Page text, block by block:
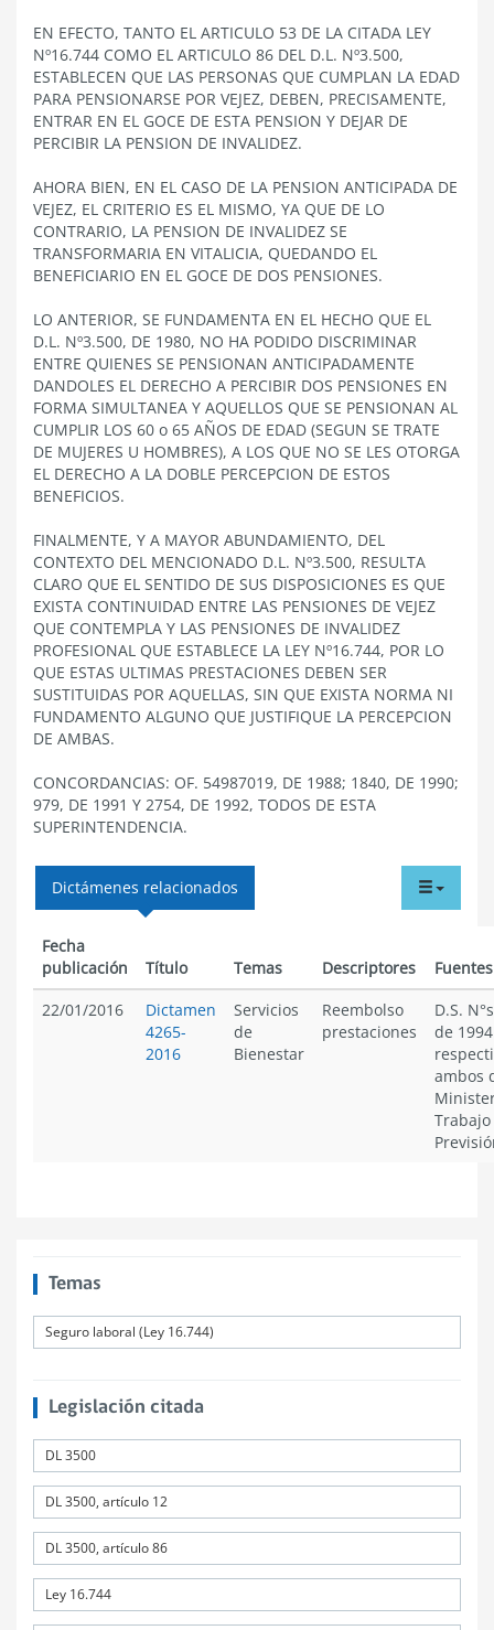
EN EFECTO, TANTO EL ARTICULO 53 DE LA CITADA LEY
Nº16.744 COMO EL ARTICULO 86 DEL D.L. Nº3.500,
ESTABLECEN QUE LAS PERSONAS QUE CUMPLAN LA EDAD
PARA PENSIONARSE POR VEJEZ, DEBEN, PRECISAMENTE,
ENTRAR EN EL GOCE DE ESTA PENSION Y DEJAR DE
PERCIBIR LA PENSION DE INVALIDEZ.
AHORA BIEN, EN EL CASO DE LA PENSION ANTICIPADA DE
VEJEZ, EL CRITERIO ES EL MISMO, YA QUE DE LO
CONTRARIO, LA PENSION DE INVALIDEZ SE
TRANSFORMARIA EN VITALICIA, QUEDANDO EL
BENEFICIARIO EN EL GOCE DE DOS PENSIONES.
LO ANTERIOR, SE FUNDAMENTA EN EL HECHO QUE EL
D.L. Nº3.500, DE 1980, NO HA PODIDO DISCRIMINAR
ENTRE QUIENES SE PENSIONAN ANTICIPADAMENTE
DANDOLES EL DERECHO A PERCIBIR DOS PENSIONES EN
FORMA SIMULTANEA Y AQUELLOS QUE SE PENSIONAN AL
CUMPLIR LOS 60 o 65 AÑOS DE EDAD (SEGUN SE TRATE
DE MUJERES U HOMBRES), A LOS QUE NO SE LES OTORGA
EL DERECHO A LA DOBLE PERCEPCION DE ESTOS
BENEFICIOS.
FINALMENTE, Y A MAYOR ABUNDAMIENTO, DEL
CONTEXTO DEL MENCIONADO D.L. Nº3.500, RESULTA
CLARO QUE EL SENTIDO DE SUS DISPOSICIONES ES QUE
EXISTA CONTINUIDAD ENTRE LAS PENSIONES DE VEJEZ
QUE CONTEMPLA Y LAS PENSIONES DE INVALIDEZ
PROFESIONAL QUE ESTABLECE LA LEY Nº16.744, POR LO
QUE ESTAS ULTIMAS PRESTACIONES DEBEN SER
SUSTITUIDAS POR AQUELLAS, SIN QUE EXISTA NORMA NI
FUNDAMENTO ALGUNO QUE JUSTIFIQUE LA PERCEPCION
DE AMBAS.
CONCORDANCIAS: OF. 54987019, DE 1988; 1840, DE 1990;
979, DE 1991 Y 2754, DE 1992, TODOS DE ESTA
SUPERINTENDENCIA.
menu
Dictámenes relacionados
Fecha
publicación
Título Temas Descriptores
Fuentes
22/01/2016
Dictamen
4265-
2016
Servicios
de
Bienestar
Reembolso
prestaciones
D.S.
de
ambos
Trabajo
Temas
Seguro laboral (Ley 16.744)
Legislación citada
DL 3500
DL 3500, artículo 12
DL 3500, artículo 86
Ley 16.744